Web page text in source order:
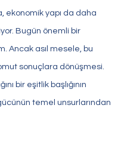
ekonomik yapı da daha
Bugün önemli bir
Ancak asıl mesele, bu
sonuçlara dönüşmesi.
bir eşitlik başlığının
temel unsurlarından